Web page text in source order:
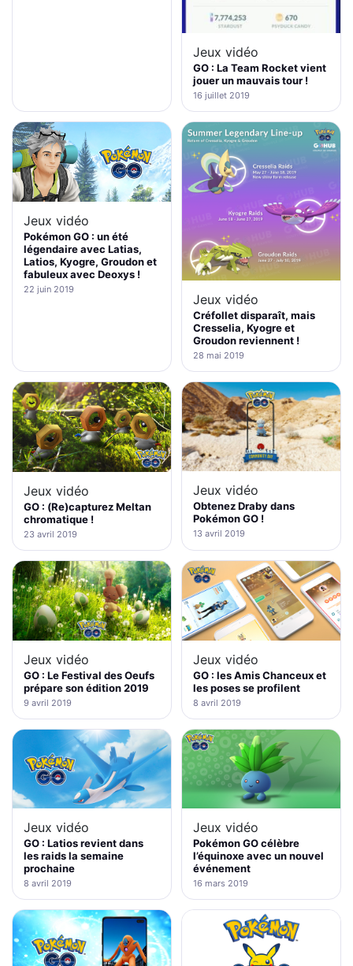
Jeux vidéo
GO : La Team Rocket vient
jouer un mauvais tour !
16 juillet 2019
Jeux vidéo
Pokémon GO : un été
légendaire avec Latias,
Latios, Kyogre, Groudon et
fabuleux avec Deoxys !
22 juin 2019
Jeux vidéo
Créfollet disparaît, mais
Cresselia, Kyogre et
Groudon reviennent !
28 mai 2019
Jeux vidéo
GO : (Re)capturez Meltan
chromatique !
23 avril 2019
Jeux vidéo
Obtenez Draby dans
Pokémon GO !
13 avril 2019
Jeux vidéo
GO : Le Festival des Oeufs
prépare son édition 2019
9 avril 2019
Jeux vidéo
GO : les Amis Chanceux et
les poses se profilent
8 avril 2019
Jeux vidéo
GO : Latios revient dans
les raids la semaine
prochaine
8 avril 2019
Jeux vidéo
Pokémon GO célèbre
l’équinoxe avec un nouvel
événement
16 mars 2019